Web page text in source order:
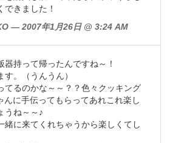
できました！
— 2007年1月26日 @ 3:24 AM
持って帰ったんですね～！
。（うんうん）
てるのかな～～？？色々クッキング
んに手伝ってもらってあれこれ楽し
うね～～♪
緒に来てくれちゃうから楽しくてし